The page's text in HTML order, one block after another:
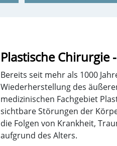
Plastische Chirurgie
Bereits seit mehr als 1000
Wiederherstellung des
medizinischen Fachgebiet
sichtbare Störungen der
die Folgen von Krankheit,
aufgrund des Alters.